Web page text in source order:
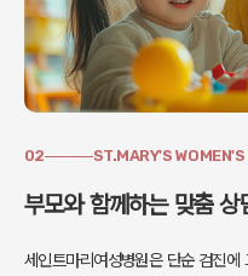
02 ST.MARY'S
부모와 함께하는 맞춤 상
세인트마리여성병원은 단순 검진